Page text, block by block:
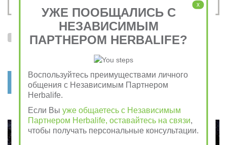
Я согласен на обработкуперсональных данных
отправить заявку
x
УЖЕ ПООБЩАЛИСЬ С
НЕЗАВИСИМЫМ
ПАРТНЕРОМ HERBALIFE?
Воспользуйтесь преимуществами личного
общения с Независимым Партнером
Herbalife.
Если Выуже общаетесь с Независимым
Партнером Herbalife, оставайтесь на связи,
чтобы получать персональные консультации.